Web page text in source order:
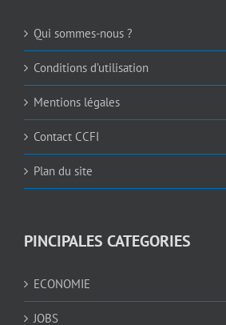
Qui sommes-nous ?
Conditions d’utilisation
Mentions légales
Contact CCFI
Plan du site
PINCIPALES CATEGORIES
ECONOMIE
JOBS